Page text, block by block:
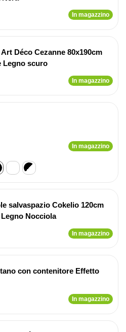
In magazzino
Déco Cezanne 80x190cm
Legno scuro
In magazzino
In magazzino
salvaspazio Cokelio 120cm
Nocciola
In magazzino
con contenitore Effetto
In magazzino